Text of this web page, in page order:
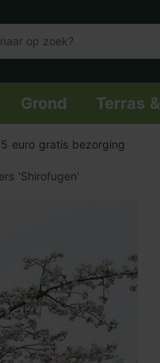
Grond Terras
euro gratis bezorging
'Shirofugen'